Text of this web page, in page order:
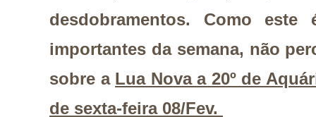
desdobramentos. Como
importantes da semana, não
sobre a Lua Nova a 20º de
de sexta-feira 08/Fev.